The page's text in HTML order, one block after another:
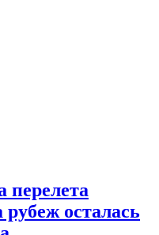
перелета
осталась